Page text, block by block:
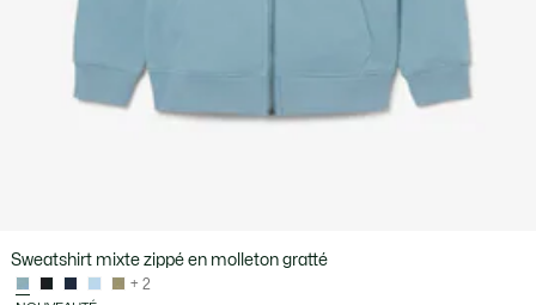
Sweatshirt mixte zippé en molleton gratté
+ 2